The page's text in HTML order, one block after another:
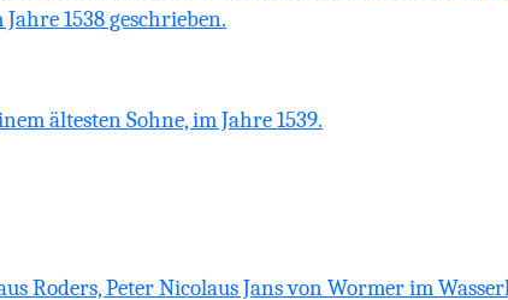
1538 geschrieben.
ältesten Sohne, im Jahre 1539.
Roders, Peter Nicolaus Jans von Wormer im